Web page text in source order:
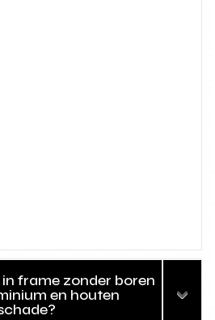
in frame zonder boren
en houten